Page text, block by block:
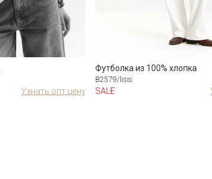
Узнать опт цену
Футболка из 100% хлопка
B2579/lisis
SALE